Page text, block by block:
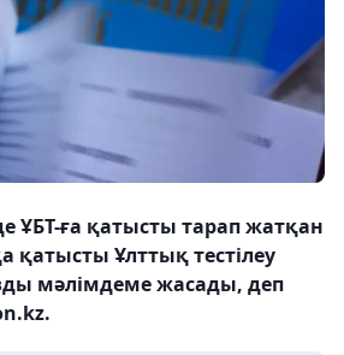
ҰБТ-ға қатысты тарап жатқан
қатысты Ұлттық тестілеу
мәлімдеме жасады, деп